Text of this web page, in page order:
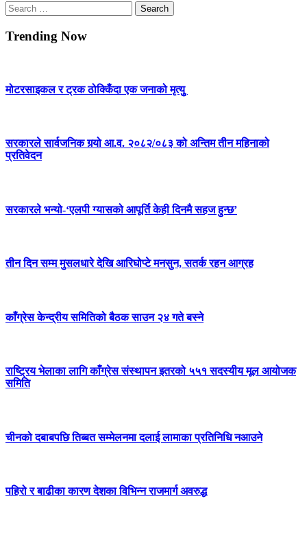
Search
for:
Trending Now
मोटरसाइकल र ट्रक ठोक्किँदा एक जनाको मृत्युु
सरकारले सार्वजनिक गर्‍यो आ.व. २०८२/०८३ को अन्तिम तीन महिनाको
प्रतिवेदन
सरकारले भन्यो-‘एलपी ग्यासको आपूर्ति केही दिनमै सहज हुन्छ’
तीन दिन सम्म मुसलधारे देखि आरिघोप्टे मनसुन, सतर्क रहन आग्रह
काँग्रेस केन्द्रीय समितिको बैठक साउन २४ गते बस्ने
राष्ट्रिय भेलाका लागि काँग्रेस संस्थापन इतरको ५५१ सदस्यीय मूल आयोजक
समिति
चीनको दबाबपछि तिब्बत सम्मेलनमा दलाई लामाका प्रतिनिधि नआउने
पहिरो र बाढीका कारण देशका विभिन्न राजमार्ग अवरुद्ध